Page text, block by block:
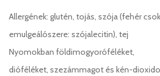
Allergének: glutén, tojás, szója (fehér
emulgeálószere: szójalecitin), tej
Nyomokban földimogyoróféléket,
dióféléket, szezámmagot és kén-